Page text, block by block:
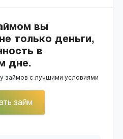
вы
только деньги,
в
дне.
займов с лучшими условиями
займ